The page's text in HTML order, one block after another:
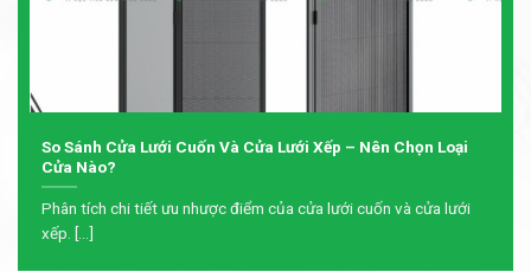
So Sánh Cửa Lưới Cuốn Và Cửa Lưới Xếp – Nên Chọn Loại
Cửa Nào?
Phân tích chi tiết ưu nhược điểm của cửa lưới cuốn và cửa lưới
xếp. [...]